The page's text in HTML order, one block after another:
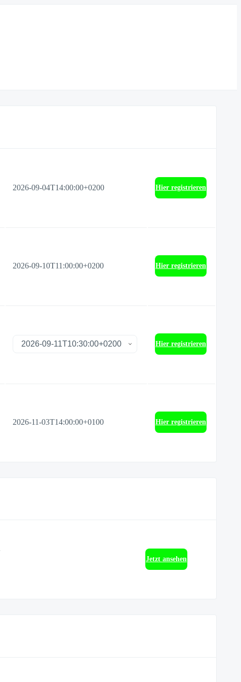
2026-09-04T14:00:00+0200 Hier registrieren
2026-09-10T11:00:00+0200 Hier registrieren
Hier registrieren
2026-11-03T14:00:00+0100 Hier registrieren
Jetzt ansehen